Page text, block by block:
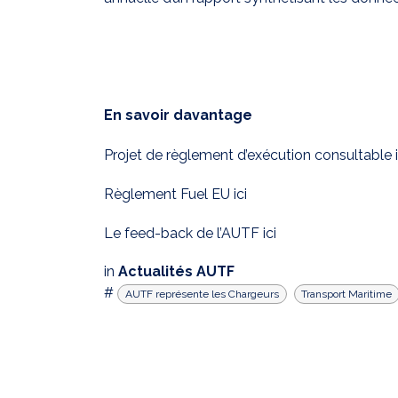
En savoir davantage
Projet de règlement d’exécution consultable
Règlement Fuel EU ici
Le feed-back de l’AUTF ici
in Actualités AUTF
#
AUTF représente les Chargeurs Transport Maritime